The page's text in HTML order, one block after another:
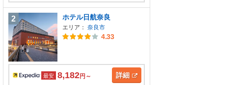
2 ホテル日航奈良
エリア： 奈良市
4.33
最安 8,182円～ 詳細